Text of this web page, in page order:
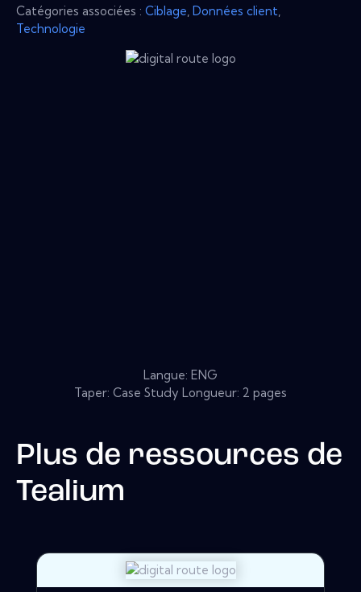
Catégories associées : Ciblage Données client
Technologie
Langue: ENG
Taper: Case Study Longueur: 2 pages
Plus de ressources de
Tealium